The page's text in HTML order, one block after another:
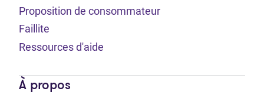
Proposition de consommateur
Faillite
Ressources d'aide
À propos